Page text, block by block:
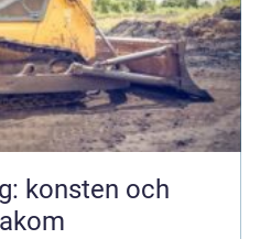
konsten och